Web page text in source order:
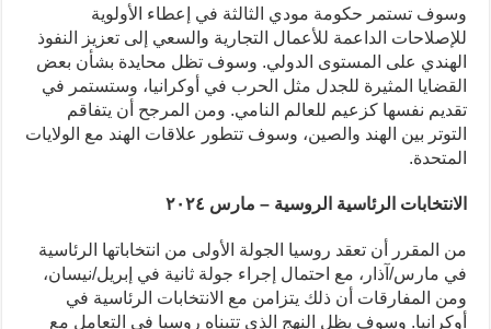
وسوف تستمر حكومة مودي الثالثة في إعطاء الأولوية
للإصلاحات الداعمة للأعمال التجارية والسعي إلى تعزيز النفوذ
الهندي على المستوى الدولي. وسوف تظل محايدة بشأن بعض
القضايا المثيرة للجدل مثل الحرب في أوكرانيا، وستستمر في
تقديم نفسها كزعيم للعالم النامي. ومن المرجح أن يتفاقم
التوتر بين الهند والصين، وسوف تتطور علاقات الهند مع الولايات
المتحدة.
الانتخابات الرئاسية الروسية – مارس ٢٠٢٤
من المقرر أن تعقد روسيا الجولة الأولى من انتخاباتها الرئاسية
في مارس/آذار، مع احتمال إجراء جولة ثانية في إبريل/نيسان،
ومن المفارقات أن ذلك يتزامن مع الانتخابات الرئاسية في
أوكرانيا. وسوف يظل النهج الذي تتبناه روسيا في التعامل مع